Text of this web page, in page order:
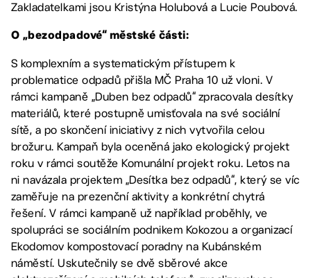
Zakladatelkami jsou Kristýna Holubová a Lucie Poubová.
O „bezodpadové“ městské části:
S komplexním a systematickým přístupem k
problematice odpadů přišla MČ Praha 10 už vloni. V
rámci kampaně „Duben bez odpadů“ zpracovala desítky
materiálů, které postupně umisťovala na své sociální
sítě, a po skončení iniciativy z nich vytvořila celou
brožuru. Kampaň byla oceněná jako ekologický projekt
roku v rámci soutěže Komunální projekt roku. Letos na
ni navázala projektem „Desítka bez odpadů“, který se víc
zaměřuje na prezenční aktivity a konkrétní chytrá
řešení. V rámci kampaně už například proběhly, ve
spolupráci se sociálním podnikem Kokozou a organizací
Ekodomov kompostovací poradny na Kubánském
náměstí. Uskutečnily se dvě sběrové akce